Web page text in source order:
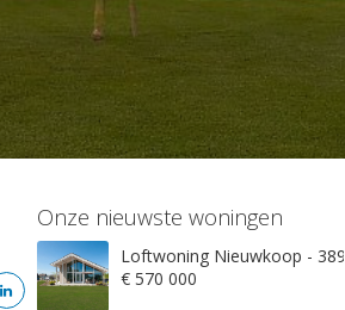
Onze nieuwste woningen
Loftwoning Nieuwkoop - 3897
€ 570 000